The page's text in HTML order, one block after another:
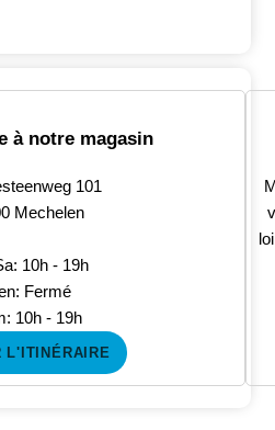
à notre magasin
101
Mechelen
10h - 19h
Fermé
10h - 19h
L'ITINÉRAIRE